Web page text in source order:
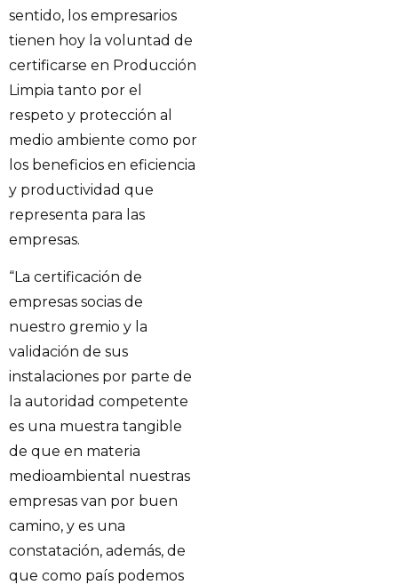
sentido, los empresarios
tienen hoy la voluntad de
certificarse en Producción
Limpia tanto por el
respeto y protección al
medio ambiente como por
los beneficios en eficiencia
y productividad que
representa para las
empresas.
“La certificación de
empresas socias de
nuestro gremio y la
validación de sus
instalaciones por parte de
la autoridad competente
es una muestra tangible
de que en materia
medioambiental nuestras
empresas van por buen
camino, y es una
constatación, además, de
que como país podemos